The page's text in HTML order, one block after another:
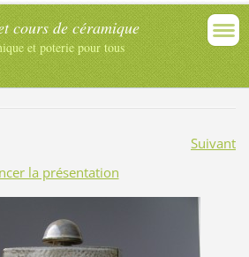
cours de céramique
et poterie pour tous
Suivant
la présentation